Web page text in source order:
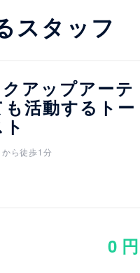
スタッフ
アップアーテ
活動するトー
から徒歩1分
0 円